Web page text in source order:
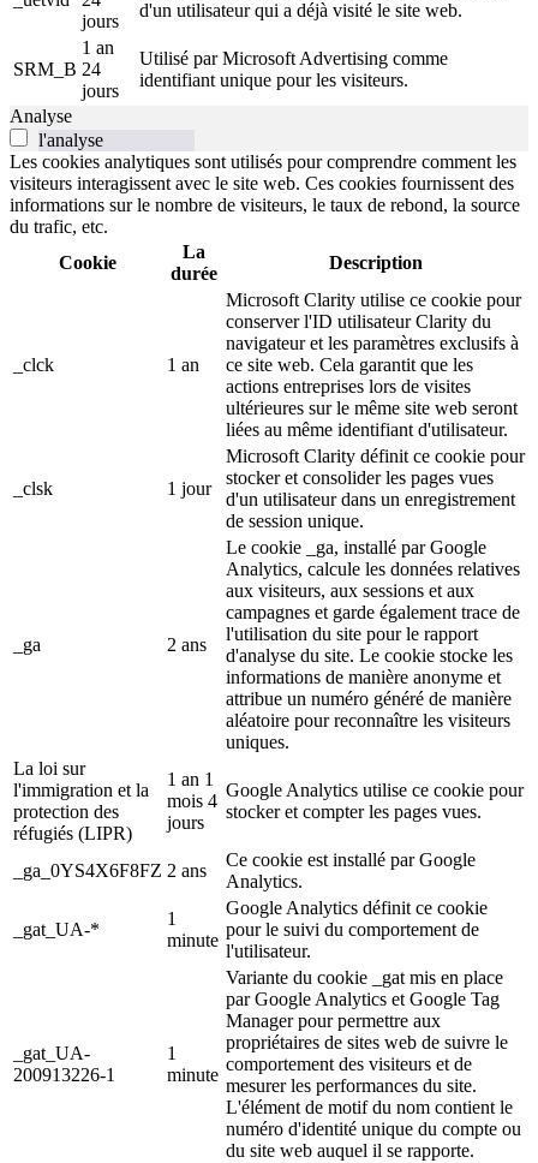
jours
d'un utilisateur qui a déjà visité le site web.
SRM_B
1 an
24
jours
Utilisé par Microsoft Advertising comme
identifiant unique pour les visiteurs.
Analyse
l'analyse
Les cookies analytiques sont utilisés pour comprendre comment les
visiteurs interagissent avec le site web. Ces cookies fournissent des
informations sur le nombre de visiteurs, le taux de rebond, la source
du trafic, etc.
Cookie
La
durée
Description
_clck 1 an
Microsoft Clarity utilise ce cookie pour
conserver l'ID utilisateur Clarity du
navigateur et les paramètres exclusifs à
ce site web. Cela garantit que les
actions entreprises lors de visites
ultérieures sur le même site web seront
liées au même identifiant d'utilisateur.
_clsk 1 jour
Microsoft Clarity définit ce cookie pour
stocker et consolider les pages vues
d'un utilisateur dans un enregistrement
de session unique.
_ga 2 ans
Le cookie _ga, installé par Google
Analytics, calcule les données relatives
aux visiteurs, aux sessions et aux
campagnes et garde également trace de
l'utilisation du site pour le rapport
d'analyse du site. Le cookie stocke les
informations de manière anonyme et
attribue un numéro généré de manière
aléatoire pour reconnaître les visiteurs
uniques.
La loi sur
l'immigration et la
protection des
réfugiés (LIPR)
1 an 1
mois 4
jours
Google Analytics utilise ce cookie pour
stocker et compter les pages vues.
_ga_0YS4X6F8FZ 2 ans
Ce cookie est installé par Google
Analytics.
_gat_UA-*
1
minute
Google Analytics définit ce cookie
pour le suivi du comportement de
l'utilisateur.
_gat_UA-
200913226-1
1
minute
Variante du cookie _gat mis en place
par Google Analytics et Google Tag
Manager pour permettre aux
propriétaires de sites web de suivre le
comportement des visiteurs et de
mesurer les performances du site.
L'élément de motif du nom contient le
numéro d'identité unique du compte ou
du site web auquel il se rapporte.